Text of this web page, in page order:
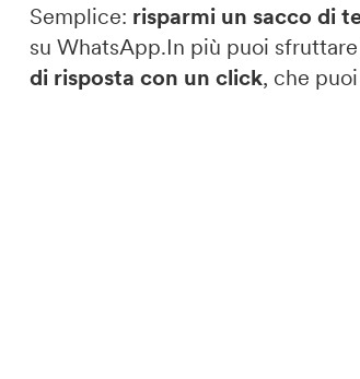
Semplice: risparmi un sacco di
su WhatsApp.In più puoi
di risposta con un click, che puoi